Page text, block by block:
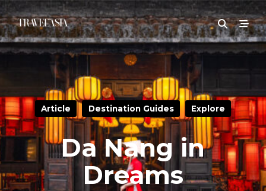
Article Destination Guides Explore
Da Nang in
Dreams